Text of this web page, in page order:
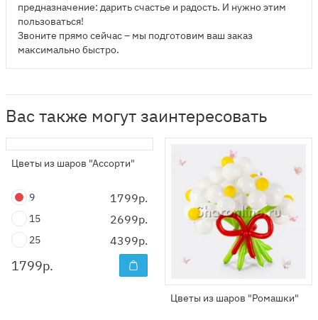
предназначение: дарить счастье и радость. И нужно этим
пользоваться!
Звоните прямо сейчас – мы подготовим ваш заказ
максимально быстро.
Вас также могут заинтересовать
Цветы из шаров "Ассорти"
9 1799р.
15 2699р.
25 4399р.
1799р.
Цветы из шаров "Ромашки"